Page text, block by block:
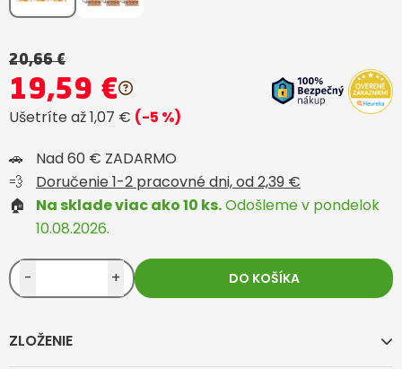
ZLOŽENIE
20,66 €
19,59 €
Ušetríte až 1,07 € (-5 %)
🚗
Nad 60 € ZADARMO
💨
Doručenie 1-2 pracovné dni, od 2,39 €
🏠
Na sklade viac ako 10 ks.Odošleme v pondelok
10.08.2026.
- + DO KOŠÍKA